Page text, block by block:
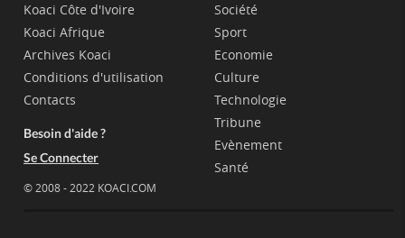
Koaci Côte d'Ivoire
Koaci Afrique
Archives Koaci
Conditions d'utilisation
Contacts
Besoin d'aide ?
Se Connecter
© 2008 - 2022 KOACI.COM
Société
Sport
Economie
Culture
Technologie
Tribune
Evènement
Santé